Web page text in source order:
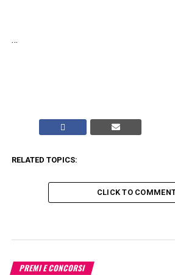
…
RELATED TOPICS:
CLICK TO
PREMI E CONCORSI